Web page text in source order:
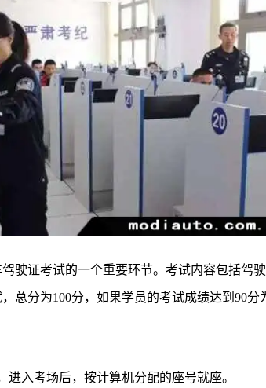
驶证考试的一个重要环节。考试内容包括驾
总分为100分，如果学员的考试成绩达到90分
入考场后，按计算机分配的座号就座。